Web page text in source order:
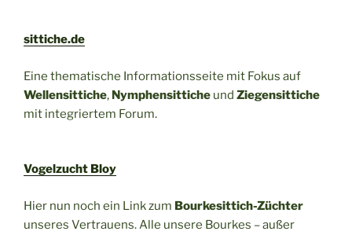
sittiche.de
Eine thematische Informationsseite mit Fokus auf
Wellensittiche, Nymphensittiche und Ziegensittiche
mit integriertem Forum.
Vogelzucht Bloy
Hier nun noch ein Link zum Bourkesittich-Züchter
unseres Vertrauens. Alle unsere Bourkes – außer